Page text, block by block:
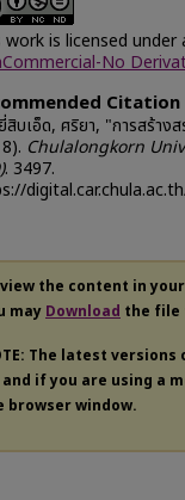
work is licensed under
No
Citation
สิบเอ็ด, ศริยา, "การสร้าง
Chulalongkorn
. 3497.
view the content in
may Download the file
The latest
and if you are using a
browser window.